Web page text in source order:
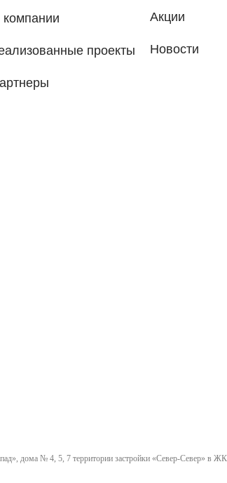
проекты
Акции
Новости
дома № 4, 5, 7 территории застройки «Север-Север» в ЖК